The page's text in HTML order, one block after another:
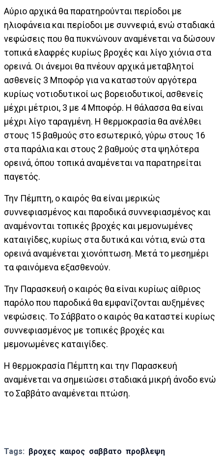
Αύριο αρχικά θα παρατηρούνται περίοδοι µε
ηλιοφάνεια και περίοδοι µε συννεφιά, ενώ σταδιακά
νεφώσεις που θα πυκνώνουν αναµένεται να δώσουν
τοπικά ελαφρές κυρίως βροχές και λίγο χιόνια στα
ορεινά. Οι άνεµοι θα πνέουν αρχικά µεταβλητοί
ασθενείς 3 Μποφόρ για να καταστούν αργότερα
κυρίως νοτιοδυτικοί ως βορειοδυτικοί, ασθενείς
µέχρι µέτριοι, 3 µε 4 Μποφόρ. Η θάλασσα θα είναι
µέχρι λίγο ταραγµένη. Η θερµοκρασία θα ανέλθει
στους 15 βαθµούς στο εσωτερικό, γύρω στους 16
στα παράλια και στους 2 βαθµούς στα ψηλότερα
ορεινά, όπου τοπικά αναµένεται να παρατηρείται
παγετός.
Την Πέµπτη, ο καιρός θα είναι µερικώς
συννεφιασµένος και παροδικά συννεφιασµένος και
αναµένονται τοπικές βροχές και µεµονωµένες
καταιγίδες, κυρίως στα δυτικά και νότια, ενώ στα
ορεινά αναµένεται χιονόπτωση. Μετά το µεσηµέρι
τα φαινόµενα εξασθενούν.
Την Παρασκευή ο καιρός θα είναι κυρίως αίθριος
παρόλο που παροδικά θα εµφανίζονται αυξηµένες
νεφώσεις. Το Σάββατο ο καιρός θα καταστεί κυρίως
συννεφιασµένος µε τοπικές βροχές και
µεµονωµένες καταιγίδες.
Η θερµοκρασία Πέµπτη και την Παρασκευή
αναµένεται να σηµειώσει σταδιακά µικρή άνοδο ενώ
το Σαββάτο αναµένεται πτώση.
Tags: βροχες καιρος σαββατο προβλεψη